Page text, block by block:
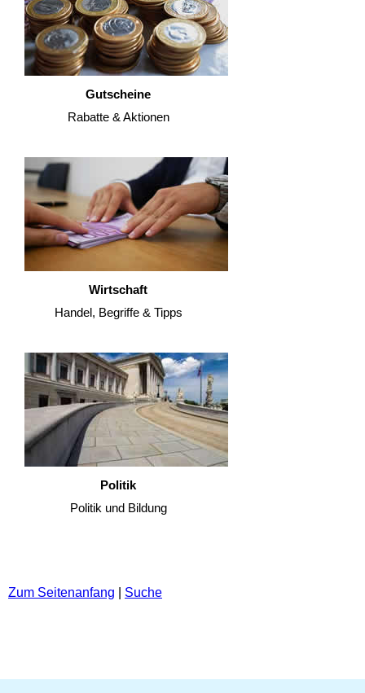
Gutscheine
Rabatte & Aktionen
Wirtschaft
Handel, Begriffe & Tipps
Politik
Politik und Bildung
Zum Seitenanfang Suche